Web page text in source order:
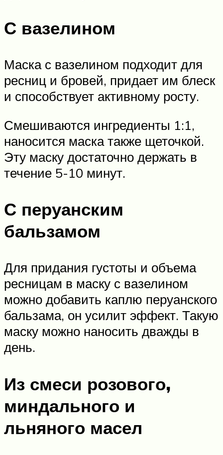
С вазелином
Маска с вазелином подходит для
ресниц и бровей, придает им блеск
и способствует активному росту.
Смешиваются ингредиенты 1:1,
наносится маска также щеточкой.
Эту маску достаточно держать в
течение 5-10 минут.
С перуанским
бальзамом
Для придания густоты и объема
ресницам в маску с вазелином
можно добавить каплю перуанского
бальзама, он усилит эффект. Такую
маску можно наносить дважды в
день.
Из смеси розового,
миндального и
льняного масел